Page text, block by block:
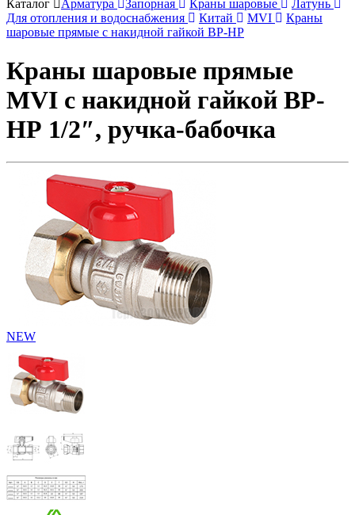
Каталог Арматура Запорная Краны шаровые
Латунь
Для отопления и водоснабжения
Китай MVI
Краны
шаровые прямые с накидной гайкой ВР-НР
Краны шаровые прямые
MVI с накидной гайкой ВР-
НР 1/2″, ручка-бабочка
NEW